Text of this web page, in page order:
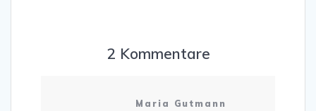
2 Kommentare
Maria Gutmann